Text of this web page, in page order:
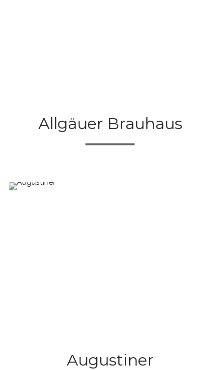
Allgäuer Brauhaus
Augustiner